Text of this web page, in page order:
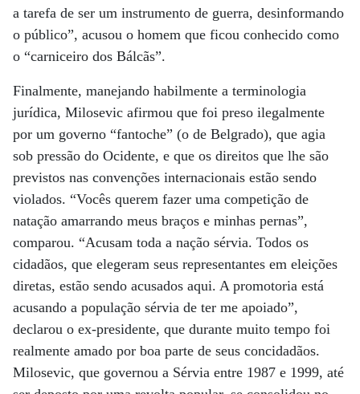
a tarefa de ser um instrumento de guerra, desinformando
o público”, acusou o homem que ficou conhecido como
o “carniceiro dos Bálcãs”.
Finalmente, manejando habilmente a terminologia
jurídica, Milosevic afirmou que foi preso ilegalmente
por um governo “fantoche” (o de Belgrado), que agia
sob pressão do Ocidente, e que os direitos que lhe são
previstos nas convenções internacionais estão sendo
violados. “Vocês querem fazer uma competição de
natação amarrando meus braços e minhas pernas”,
comparou. “Acusam toda a nação sérvia. Todos os
cidadãos, que elegeram seus representantes em eleições
diretas, estão sendo acusados aqui. A promotoria está
acusando a população sérvia de ter me apoiado”,
declarou o ex-presidente, que durante muito tempo foi
realmente amado por boa parte de seus concidadãos.
Milosevic, que governou a Sérvia entre 1987 e 1999, até